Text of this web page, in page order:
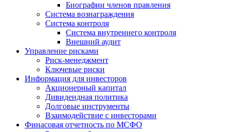
Биографии членов правления
Система вознаграждения
Система контроля
Система внутреннего контроля
Внешний аудит
Управление рисками
Риск-менеджмент
Ключевые риски
Информация для инвесторов
Акционерный капитал
Дивидендная политика
Долговые инструменты
Взаимодействие с инвеcторами
Финасовая отчетность по МСФО